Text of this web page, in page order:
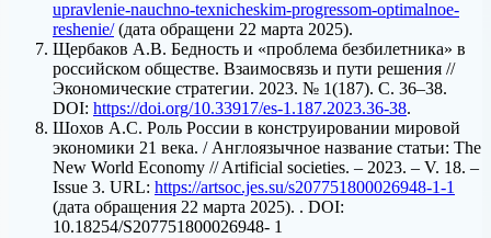
upravlenie-nauchno-texnicheskim-progressom-optimalnoe-
reshenie/(дата обращени 22 марта 2025).
Щербаков А.В. Бедность и «проблема безбилетника» в
российском обществе. Взаимосвязь и пути решения //
Экономические стратегии. 2023. № 1(187). С. 36–38.
DOI: https://doi.org/10.33917/es-1.187.2023.36-38.
Шохов А.С. Роль России в конструировании мировой
экономики 21 века. / Англоязычное название статьи: The
New World Economy // Artificial societies. – 2023. – V. 18. –
Issue 3. URL: https://artsoc.jes.su/s207751800026948-1-1
(дата обращения 22 марта 2025). . DOI:
10.18254/S207751800026948- 1